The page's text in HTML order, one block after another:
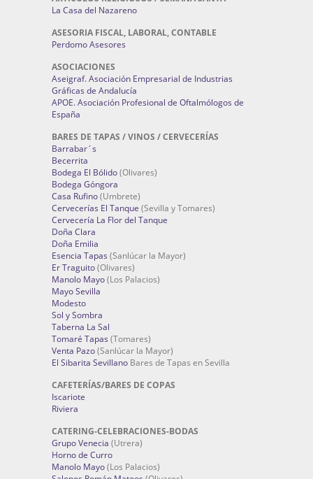
La Casa del Nazareno
ASESORIA FISCAL, LABORAL, CONTABLE
Perdomo Asesores
ASOCIACIONES
Aseigraf. Asociación Empresarial de Industrias
Gráficas de Andalucía
APOE. Asociación Profesional de Oftalmólogos de
España
BARES DE TAPAS / VINOS / CERVECERÍAS
Barrabar´s
Becerrita
Bodega El Bólido(Olivares)
Bodega Góngora
Casa Rufino(Umbrete)
Cervecerías El Tanque (Sevilla y Tomares)
Cervecería La Flor del Tanque
Doña Clara
Doña Emilia
Esencia Tapas (Sanlúcar la Mayor)
Er Traguito(Olivares)
Manolo Mayo(Los Palacios)
Mayo Sevilla
Modesto
Sol y Sombra
Taberna La Sal
Tomaré Tapas (Tomares)
Venta Pazo(Sanlúcar la Mayor)
El Sibarita Sevillano Bares de Tapas en Sevilla
CAFETERÍAS/BARES DE COPAS
Iscariote
Riviera
CATERING-CELEBRACIONES-BODAS
Grupo Venecia (Utrera)
Horno de Curro
Manolo Mayo(Los Palacios)